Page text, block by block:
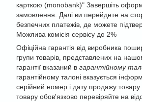
карткою (monobank)" Завершіть
замовлення. Далі ви перейдете на
безпечних платежів, де можете
Можлива комісія сервісу до 2%
Офіційна гарантія від виробника
групи товарів, представлених на
гарантії вказаний в гарантійному
гарантійному талоні вказується
серійний номер і дату продажу
товару обов'язково перевіряйте на